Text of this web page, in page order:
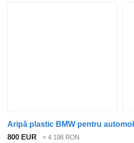
Aripă plastic BMW pentru
800 EUR
≈ 4.198 RON